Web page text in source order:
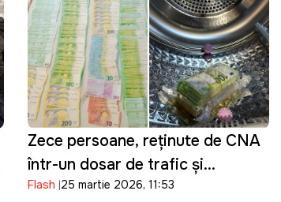
Zece persoane, reținute de CNA
într-un dosar de trafic și
cumpărare de influență în
Flash 25 martie 2026, 11:53